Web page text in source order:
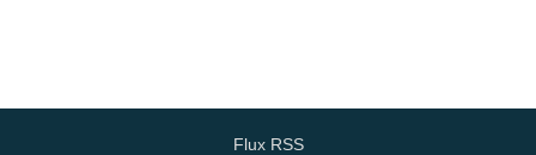
Flux RSS